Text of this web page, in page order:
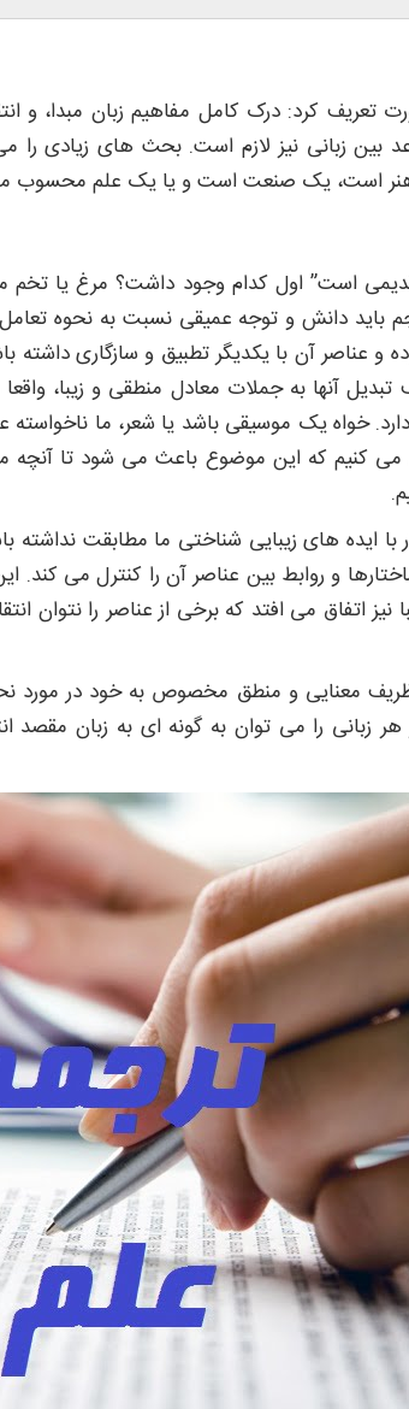
تعریف کرد: درک کامل مفاهیم زبان مبدا، و
بین زبانی نیز لازم است. بحث های زیادی را
هنر است، یک صنعت است و یا یک علم محسوب
است” اول کدام وجود داشت؟ مرغ یا تخم
دانش و توجه عمیقی نسبت به نحوه
و عناصر آن با یکدیگر تطبیق و سازگاری داشته
آنها به جملات معادل منطقی و زیبا،
خواه یک موسیقی باشد یا شعر، ما ناخواسته
می کنیم که این موضوع باعث می شود تا آنچه
ایده های زیبایی شناختی ما مطابقت
و روابط بین عناصر آن را کنترل می کند.
نیز اتفاق می افتد که برخی از عناصر را نتوان
معنایی و منطق مخصوص به خود در مورد
زبانی را می توان به گونه ای به زبان مقصد